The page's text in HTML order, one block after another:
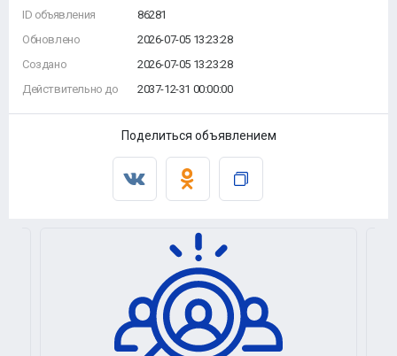
ID объявления
Обновлено
Создано
Действительно до
86281
2026-07-05 13:23:28
2026-07-05 13:23:28
2037-12-31 00:00:00
Поделиться объявлением